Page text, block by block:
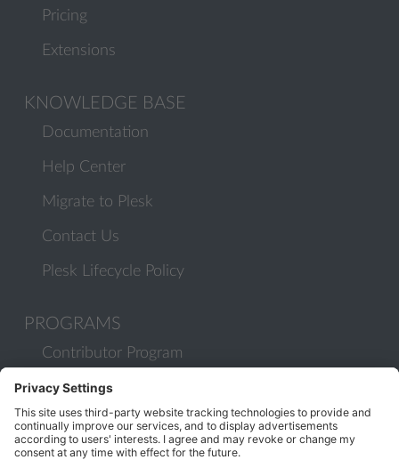
Pricing
Extensions
KNOWLEDGE BASE
Documentation
Help Center
Migrate to Plesk
Contact Us
Plesk Lifecycle Policy
PROGRAMS
Contributor Program
Partner Program
COMMUNITY